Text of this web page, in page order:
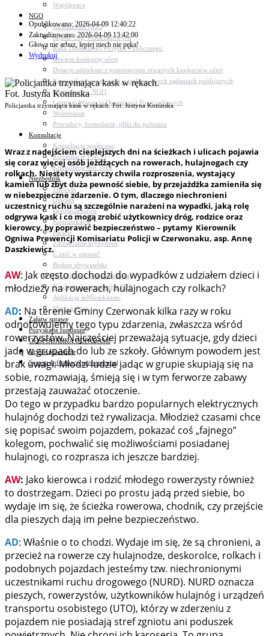
Współpraca
NGO
Aktualności NGO
Rejestr Org. Pozarządowych
Rada Działalności Pożytku Publicznego
Otwarte konkursy ofert
Dotacje udzielone z pominięciem otwartych konkursów ofert
Komunikaty organizacji o realizowanych zadaniach publicznych
Konsultacje z NGO
Centrum Wsparcia Organizacji Pozarządowych
Wolontariat
Procedury, formularze, pliki do pobrania
Konsultacje
Konsultacje społeczne
Konsultacje z NGO
Konsultacje dot. dróg
Niezbędnik
Zdrowie
Oświata
Bezpieczeństwo
Komunikacja
Parafie
Zarządzanie kryzysowe
C.ześć w gminie!
Budżet obywatelski
Nieodpłatna pomoc prawna
Niezbędnik mieszkańca PDF
Aplikacja mMieszkaniec
Mapa gminy
Załatw sprawę
Pozyskane fundusze
GOSPODARKA ODPADAMI
Czyste powietrze
System Informacji przestrzennej
Opublikowano: 2026-04-09 12:40:22
Zaktualizowano: 2026-04-09 13:42:00
Głowa nie arbuz, lepiej niech nie pęka!
Wydrukuj
Policjantka trzymająca kask w rękach. Fot. Justyna Koninska
Wraz z nadejściem cieplejszych dni na ścieżkach i ulicach pojawia
się coraz więcej osób jeżdżących na rowerach, hulajnogach czy
rolkach. Niestety wystarczy chwila rozproszenia, wystający
kamień lub zbyt duża pewność siebie, by przejażdżka zamieniła się
w niebezpieczne zdarzenie. O tym, dlaczego niechronieni
uczestnicy ruchu są szczególnie narażeni na wypadki, jaką rolę
odgrywa kask i co mogą zrobić użytkownicy dróg, rodzice oraz
kierowcy, by poprawić bezpieczeństwo – pytamy Kierownik
Ogniwa Prewencji Komisariatu Policji w Czerwonaku, asp. Annę
Daszkiewicz.
AW: Jak często dochodzi do wypadków z udziałem dzieci i
młodzieży na rowerach, hulajnogach czy rolkach?
AD: Na terenie Gminy Czerwonak kilka razy w roku
odnotowujemy tego typu zdarzenia, zwłaszcza wśród
rowerzystów. Najczęściej przeważają sytuacje, gdy dzieci
jadą w grupach do lub ze szkoły. Głównym powodem jest
brak uwagi. Młodzi ludzie jadąc w grupie skupiają się na
sobie, rozmawiają, śmieją się i w tym ferworze zabawy
przestają zauważać otoczenie.
Do tego w przypadku bardzo popularnych elektrycznych
hulajnóg dochodzi też rywalizacja. Młodzież czasami chce
się popisać swoim pojazdem, pokazać coś „fajnego”
kolegom, pochwalić się możliwościami posiadanej
hulajnogi, co rozprasza ich jeszcze bardziej.
AW: Jako kierowca i rodzić młodego rowerzysty również
to dostrzegam. Dzieci po prostu jadą przed siebie, bo
wydaje im się, że ścieżka rowerowa, chodnik, czy przejście
dla pieszych dają im pełne bezpieczeństwo.
AD: Właśnie o to chodzi. Wydaje im się, że są chronieni, a
przecież na rowerze czy hulajnodze, deskorolce, rolkach i
podobnych pojazdach jesteśmy tzw. niechronionymi
uczestnikami ruchu drogowego (NURD). NURD oznacza
pieszych, rowerzystów, użytkowników hulajnóg i urządzeń
transportu osobistego (UTO), którzy w zderzeniu z
pojazdem nie posiadają stref zgniotu ani poduszek